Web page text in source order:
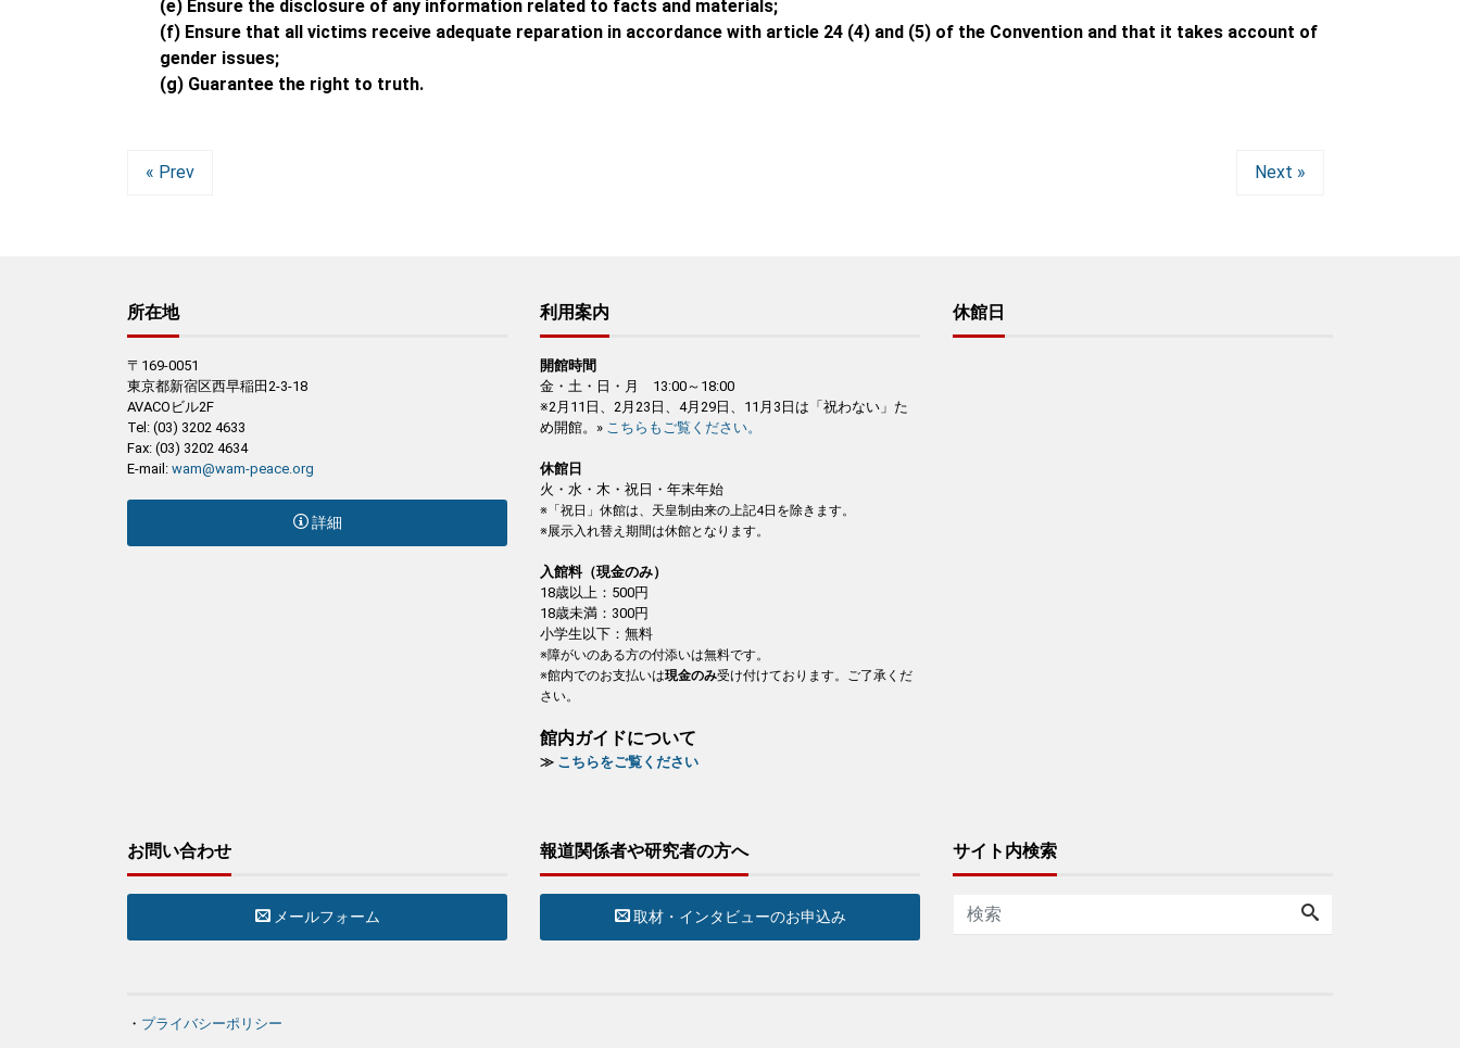
(e) Ensure the disclosure of any information related to facts and materials;
(f) Ensure that all victims receive adequate reparation in accordance with article 24 (4) and (5) of the Convention and that it takes account of
gender issues;
(g) Guarantee the right to truth.
« Prev Next »
所在地
〒169-0051
東京都新宿区西早稲田2-3-18
AVACOビル2F
Tel: (03) 3202 4633
Fax: (03) 3202 4634
E-mail: wam@wam-peace.org
詳細
利用案内
開館時間
金・土・日・月 13:00～18:00
※2月11日、2月23日、4月29日、11月3日は「祝わない」た
め開館。» こちらもご覧ください。
休館日
火・水・木・祝日・年末年始
※「祝日」休館は、天皇制由来の上記4日を除きます。
※展示入れ替え期間は休館となります。
入館料（現金のみ）
18歳以上：500円
18歳未満：300円
小学生以下：無料
※障がいのある方の付添いは無料です。
※館内でのお支払いは現金のみ受け付けております。ご了承くだ
さい。
館内ガイドについて
≫ こちらをご覧ください
休館日
お問い合わせ
メールフォーム
報道関係者や研究者の方へ
取材・インタビューのお申込み
サイト内検索
・ プライバシーポリシー